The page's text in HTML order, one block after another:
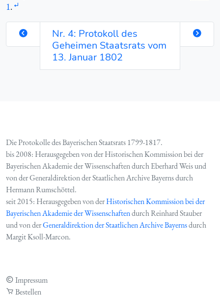
1.
Nr. 4: Protokoll des
Geheimen Staatsrats vom
13. Januar 1802
Die Protokolle des Bayerischen Staatsrats 1799-1817.
bis 2008: Herausgegeben von der Historischen Kommission bei der
Bayerischen Akademie der Wissenschaften durch Eberhard Weis und
von der Generaldirektion der Staatlichen Archive Bayerns durch
Hermann Rumschöttel.
seit 2015: Herausgegeben von derHistorischen Kommission bei der
Bayerischen Akademie der Wissenschaftendurch Reinhard Stauber
und von derGeneraldirektion der Staatlichen Archive Bayernsdurch
Margit Ksoll-Marcon.
Impressum
Bestellen